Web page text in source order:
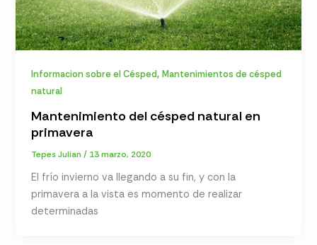
Informacion sobre el Césped,Mantenimientos de césped
natural
Mantenimiento del césped natural en
primavera
Tepes Julian/ 13 marzo, 2020
El frío invierno va llegando a su fin, y con la
primavera a la vista es momento de realizar
determinadas